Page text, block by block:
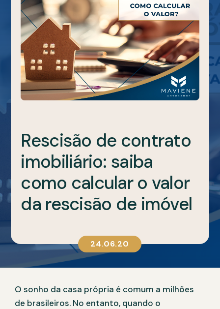
Rescisão de contrato
imobiliário: saiba
como calcular o valor
da rescisão de imóvel
24.06.20
O sonho da casa própria é comum a milhões
de brasileiros. No entanto, quando o